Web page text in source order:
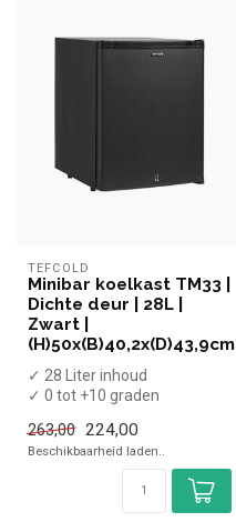
TEFCOLD
Minibar koelkast TM33 |
Dichte deur | 28L |
Zwart |
(H)50x(B)40,2x(D)43,9cm
✓ 28 Liter inhoud
✓ 0 tot +10 graden
✓ Breedte 40,2 cm, diepte
43...
263,00 224,00
Beschikbaarheid laden..